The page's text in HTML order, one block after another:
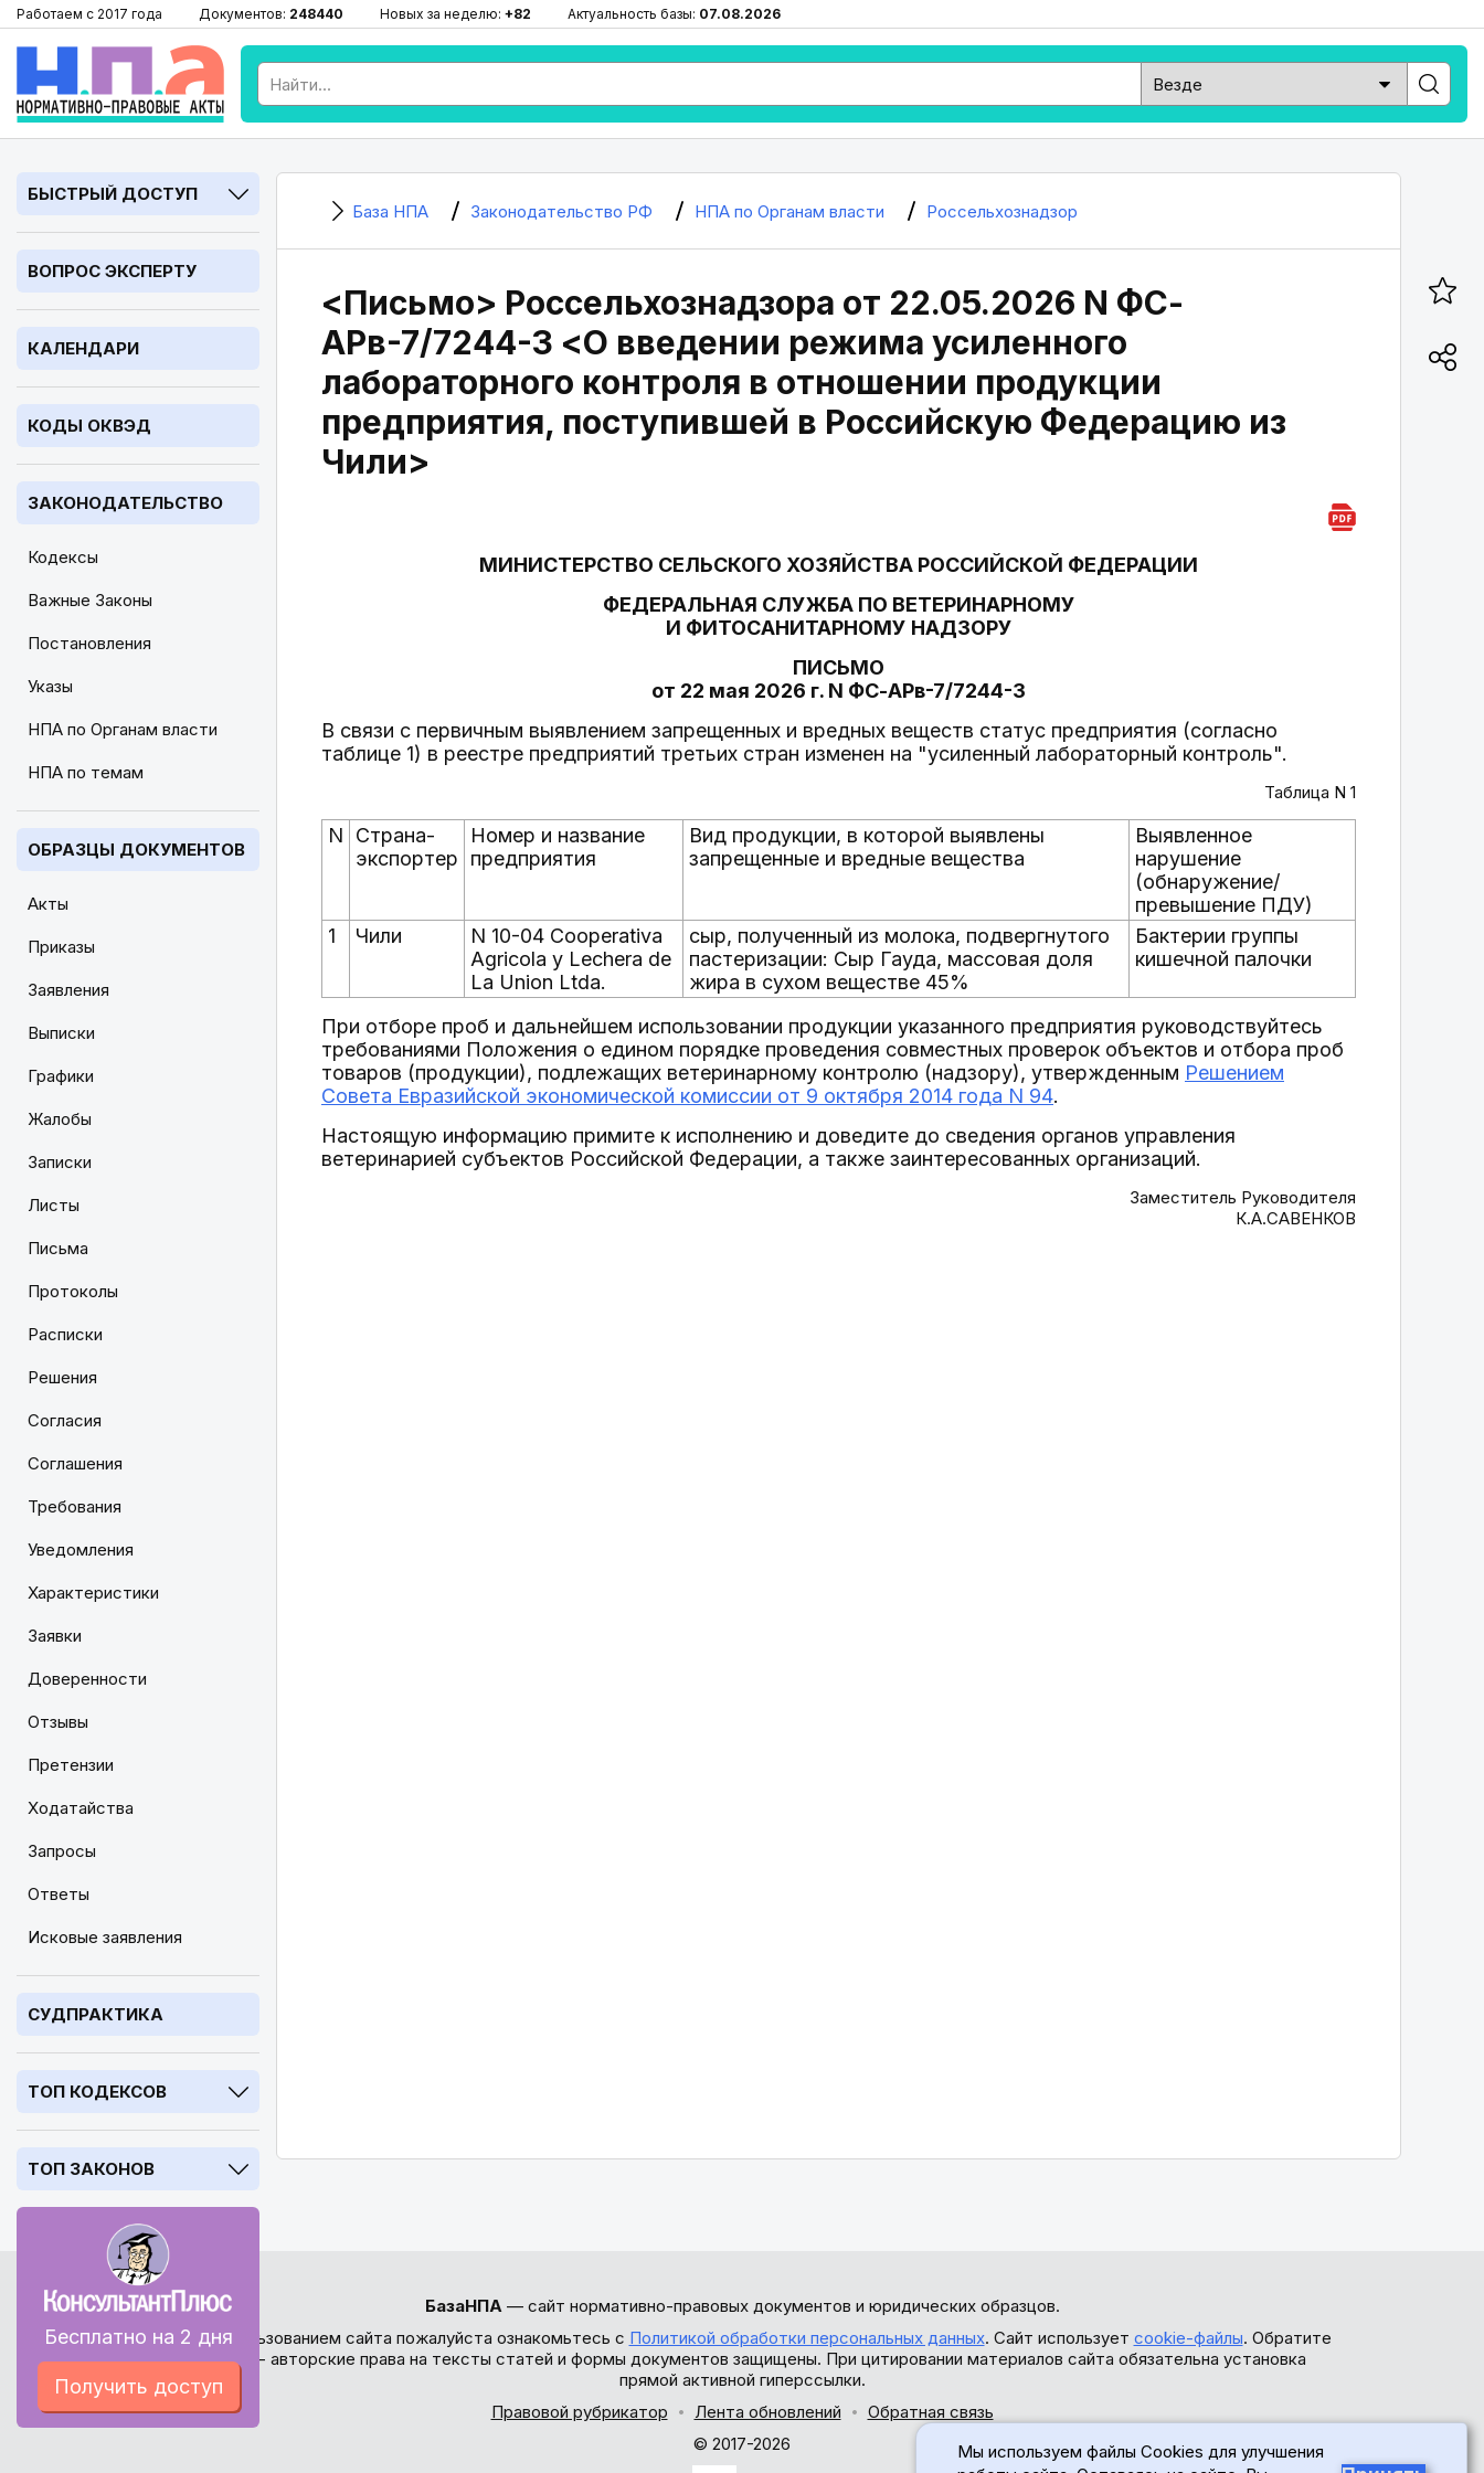
Работаем с 2017 года Документов: 248440 Новых за неделю: +82 Актуальность базы: 07.08.2026
БЫСТРЫЙ ДОСТУП
ВОПРОС ЭКСПЕРТУ
КАЛЕНДАРИ
КОДЫ ОКВЭД
ЗАКОНОДАТЕЛЬСТВО
Кодексы
Важные Законы
Постановления
Указы
НПА по Органам власти
НПА по темам
ОБРАЗЦЫ ДОКУМЕНТОВ
Акты
Приказы
Заявления
Выписки
Графики
Жалобы
Записки
Листы
Письма
Протоколы
Расписки
Решения
Согласия
Соглашения
Требования
Уведомления
Характеристики
Заявки
Доверенности
Отзывы
Претензии
Ходатайства
Запросы
Ответы
Исковые заявления
СУДПРАКТИКА
ТОП КОДЕКСОВ
ТОП ЗАКОНОВ
Бесплатно на 2 дня
Получить доступ
База НПА Законодательство РФ НПА по Органам власти Россельхознадзор
<Письмо> Россельхознадзора от 22.05.2026 N ФС-
АРв-7/7244-3 <О введении режима усиленного
лабораторного контроля в отношении продукции
предприятия, поступившей в Российскую Федерацию из
Чили>
МИНИСТЕРСТВО СЕЛЬСКОГО ХОЗЯЙСТВА РОССИЙСКОЙ ФЕДЕРАЦИИ
ФЕДЕРАЛЬНАЯ СЛУЖБА ПО ВЕТЕРИНАРНОМУ
И ФИТОСАНИТАРНОМУ НАДЗОРУ
ПИСЬМО
от 22 мая 2026 г. N ФС-АРв-7/7244-3
В связи с первичным выявлением запрещенных и вредных веществ статус предприятия (согласно
таблице 1) в реестре предприятий третьих стран изменен на "усиленный лабораторный контроль".
Таблица N 1
N
Страна-
экспортер
Номер и название
предприятия
Вид продукции, в которой выявлены
запрещенные и вредные вещества
Выявленное
нарушение
(обнаружение/
превышение ПДУ)
1
Чили
N 10-04 Cooperativa
Agricola y Lechera de
La Union Ltda.
сыр, полученный из молока, подвергнутого
пастеризации: Сыр Гауда, массовая доля
жира в сухом веществе 45%
Бактерии группы
кишечной палочки
При отборе проб и дальнейшем использовании продукции указанного предприятия руководствуйтесь
требованиями Положения о едином порядке проведения совместных проверок объектов и отбора проб
товаров (продукции), подлежащих ветеринарному контролю (надзору), утвержденным Решением
Совета Евразийской экономической комиссии от 9 октября 2014 года N 94.
Настоящую информацию примите к исполнению и доведите до сведения органов управления
ветеринарией субъектов Российской Федерации, а также заинтересованных организаций.
Заместитель Руководителя
К.А.САВЕНКОВ
БазаНПА— сайт нормативно-правовых документов и юридических образцов.
Перед использованием сайта пожалуйста ознакомьтесь с Политикой обработки персональных данных. Сайт использует cookie-файлы. Обратите
внимание - авторские права на тексты статей и формы документов защищены. При цитировании материалов сайта обязательна установка
прямой активной гиперссылки.
Правовой рубрикатор
Лента обновлений
Обратная связь
© 2017-2026
Мы используем файлы Cookies для улучшения